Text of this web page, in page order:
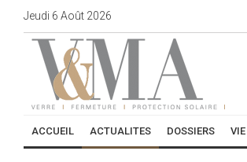
Jeudi 6 Août 2026
ACCUEIL ACTUALITES DOSSIERS